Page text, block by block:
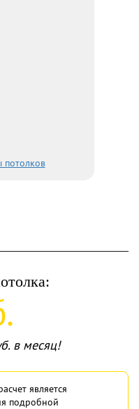
потолков
в месяц!
является
подробной